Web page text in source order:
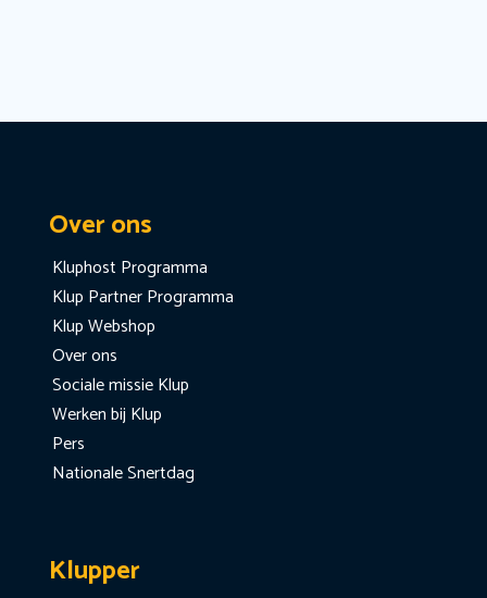
Over ons
Kluphost Programma
Klup Partner Programma
Klup Webshop
Over ons
Sociale missie Klup
Werken bij Klup
Pers
Nationale Snertdag
Klupper